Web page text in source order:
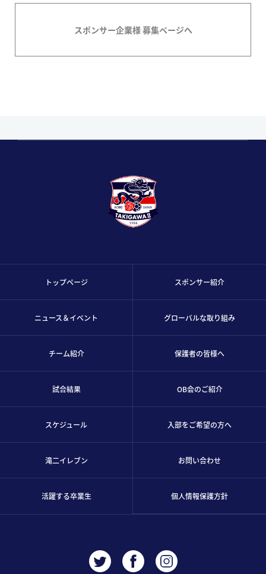
スポンサー企業様 募集ページへ
トップページ
ニュース＆イベント
チーム紹介
試合結果
スケジュール
滝二イレブン
活躍する卒業生
スポンサー紹介
グローバルな取り組み
保護者の皆様へ
OB会のご紹介
入部をご希望の方へ
お問い合わせ
個人情報保護方針